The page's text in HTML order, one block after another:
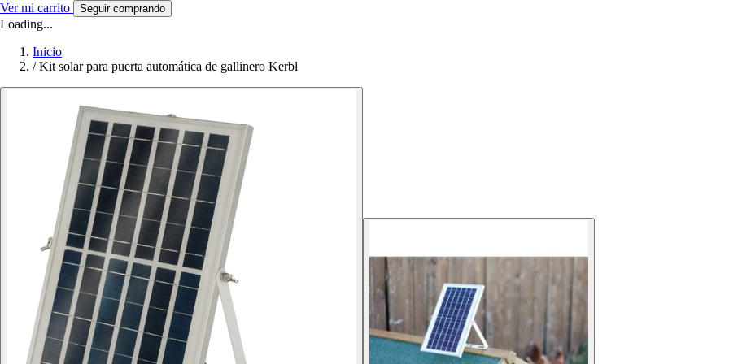
Ver mi carrito Seguir comprando
Loading...
Inicio
/ Kit solar para puerta automática de gallinero Kerbl